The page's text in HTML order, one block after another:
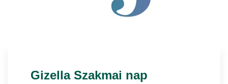
Gizella Szakmai nap